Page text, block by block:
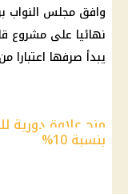
وافق مجلس النواب
نهائيا على مشروع
يبدأ صرفها اعتبارا
منح علاوة دورية
بنسبة 10%